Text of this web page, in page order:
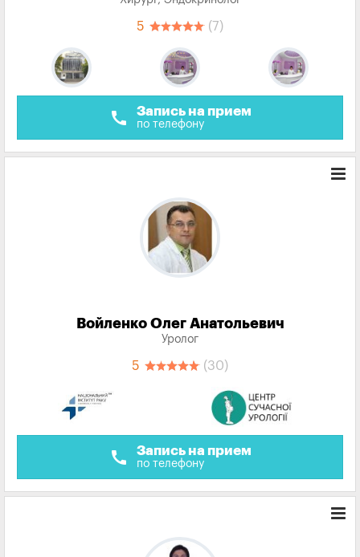
5 (7)
call Запись на прием
по телефону
Войленко Олег Анатольевич
Уролог
5 (30)
call Запись на прием
по телефону